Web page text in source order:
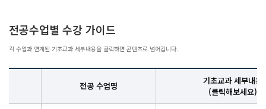
전공수업별 수강 가이드
각 수업과 연계된 기초교과 세부내용을 클릭하면 콘텐츠로 넘어갑니다.
전공 수업명
기초교과 세부내용
(클릭해보세요)